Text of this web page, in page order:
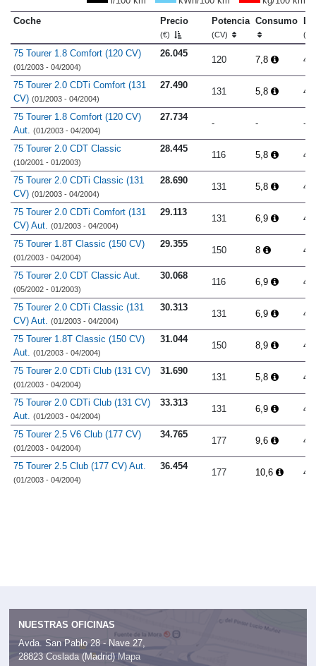
Coche
Precio
(€)
Potencia
(CV)
Consumo
75 Tourer 1.8 Comfort (120 CV)
(01/2003 - 04/2004)
26.045
120 7,8
75 Tourer 2.0 CDTi Comfort (131
CV) (01/2003 - 04/2004)
27.490
131 5,8
75 Tourer 1.8 Comfort (120 CV)
Aut. (01/2003 - 04/2004)
27.734
- - -
75 Tourer 2.0 CDT Classic
(10/2001 - 01/2003)
28.445
116 5,8
75 Tourer 2.0 CDTi Classic (131
CV) (01/2003 - 04/2004)
28.690
131 5,8
75 Tourer 2.0 CDTi Comfort (131
CV) Aut. (01/2003 - 04/2004)
29.113
131 6,9
75 Tourer 1.8T Classic (150 CV)
(01/2003 - 04/2004)
29.355
150 8
75 Tourer 2.0 CDT Classic Aut.
(05/2002 - 01/2003)
30.068
116 6,9
75 Tourer 2.0 CDTi Classic (131
CV) Aut. (01/2003 - 04/2004)
30.313
131 6,9
75 Tourer 1.8T Classic (150 CV)
Aut. (01/2003 - 04/2004)
31.044
150 8,9
75 Tourer 2.0 CDTi Club (131 CV)
(01/2003 - 04/2004)
31.690
131 5,8
75 Tourer 2.0 CDTi Club (131 CV)
Aut. (01/2003 - 04/2004)
33.313
131 6,9
75 Tourer 2.5 V6 Club (177 CV)
(01/2003 - 04/2004)
34.765
177 9,6
75 Tourer 2.5 Club (177 CV) Aut.
(01/2003 - 04/2004)
36.454
177 10,6
NUESTRAS OFICINAS
Avda. San Pablo 28 - Nave 27,
28823 Coslada (Madrid) Mapa